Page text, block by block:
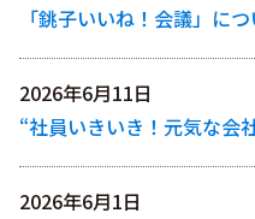
「銚子いいね！会議」につ
2026年6月11日
“社員いきいき！元気な会
2026年6月1日